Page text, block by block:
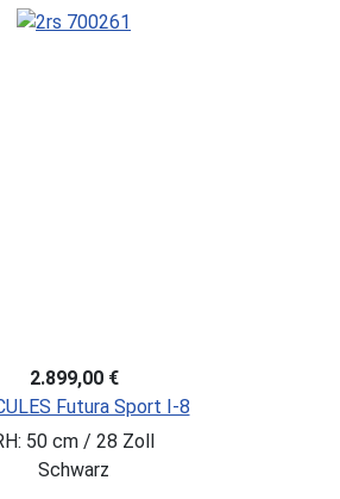
2.899,00 €
Futura Sport I-8
50 cm / 28 Zoll
Schwarz